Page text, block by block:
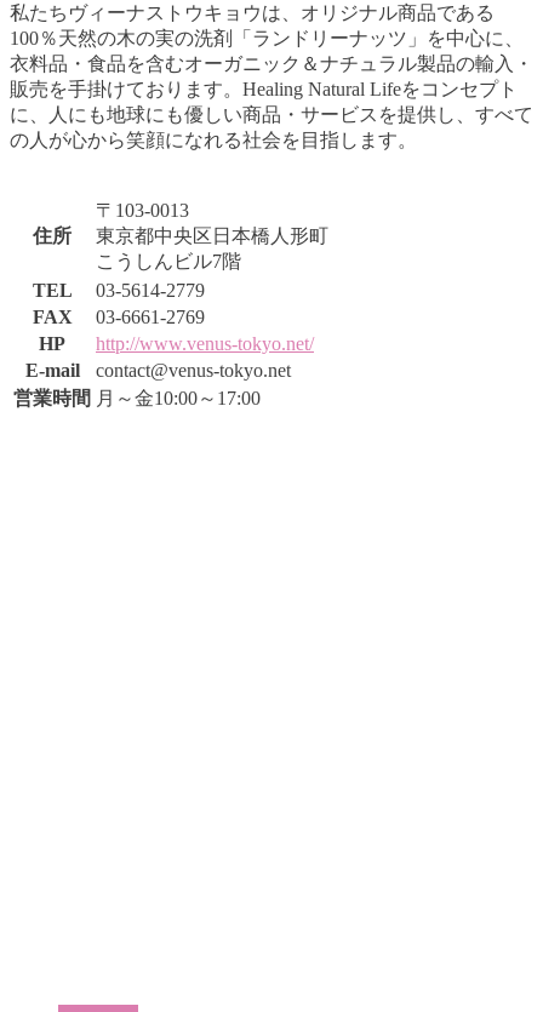
私たちヴィーナストウキョウは、オリジナル商品である
100％天然の木の実の洗剤「ランドリーナッツ」を中心に、
衣料品・食品を含むオーガニック＆ナチュラル製品の輸入・
販売を手掛けております。Healing Natural Lifeをコンセプト
に、人にも地球にも優しい商品・サービスを提供し、すべて
の人が心から笑顔になれる社会を目指します。
住所
〒103-0013
東京都中央区日本橋人形町
こうしんビル7階
TEL
03-5614-2779
FAX
03-6661-2769
HP
http://www.venus-tokyo.net/
E-mail
contact@venus-tokyo.net
営業時間 月～金10:00～17:00